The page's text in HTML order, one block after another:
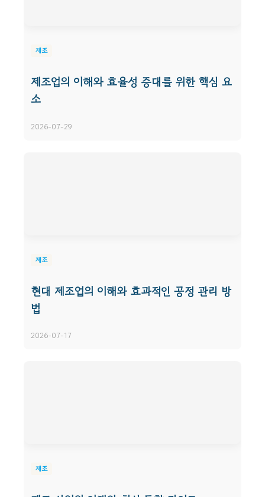
제조
제조업의 이해와 효율성 증대를 위한 핵심 요
소
2026-07-29
제조
현대 제조업의 이해와 효과적인 공정 관리 방
법
2026-07-17
제조